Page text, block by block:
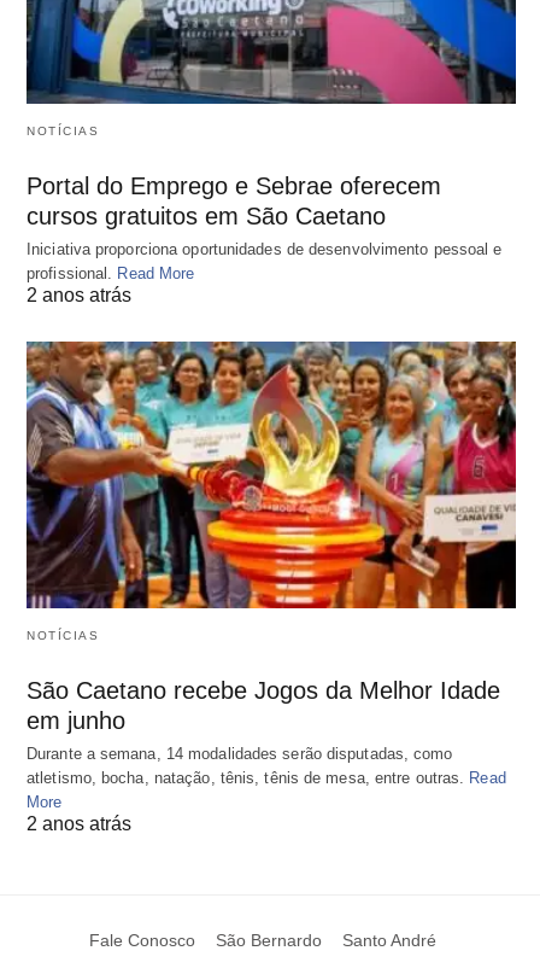
NOTÍCIAS
Portal do Emprego e Sebrae oferecem
cursos gratuitos em São Caetano
Iniciativa proporciona oportunidades de desenvolvimento pessoal e
profissional. Read More
2 anos atrás
NOTÍCIAS
São Caetano recebe Jogos da Melhor Idade
em junho
Durante a semana, 14 modalidades serão disputadas, como
atletismo, bocha, natação, tênis, tênis de mesa, entre outras. Read
More
2 anos atrás
Fale Conosco São Bernardo Santo André